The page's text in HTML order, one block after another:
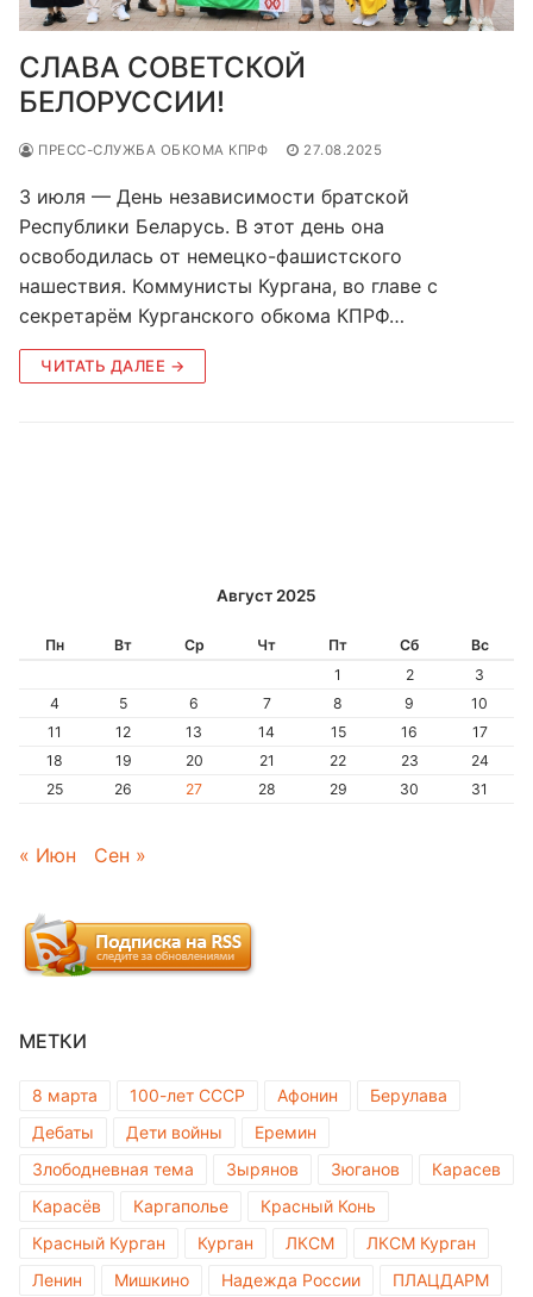
СЛАВА СОВЕТСКОЙ
БЕЛОРУССИИ!
ПРЕСС-СЛУЖБА ОБКОМА КПРФ 27.08.2025
3 июля — День независимости братской
Республики Беларусь. В этот день она
освободилась от немецко-фашистского
нашествия. Коммунисты Кургана, во главе с
секретарём Курганского обкома КПРФ…
ЧИТАТЬ ДАЛЕЕ →
Август 2025
Пн Вт Ср Чт Пт Сб
Вс
1
2
3
4
5 6 7 8 9
10
11
12 13 14 15 16
17
18
19 20 21 22 23
24
25
26 27 28 29 30 31
« Июн Сен »
МЕТКИ
8 марта 100-лет СССР Афонин
Берулава
Дебаты
Дети войны
Еремин
Злободневная тема
Зырянов Зюганов
Карасев
Карасёв
Каргаполье
Красный Конь
Красный Курган
Курган ЛКСМ
ЛКСМ Курган
Ленин
Мишкино Надежда России
ПЛАЦДАРМ